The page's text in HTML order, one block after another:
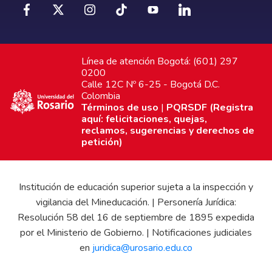
Línea de atención Bogotá: (601) 297
0200
Calle 12C Nº 6-25 - Bogotá D.C.
Colombia
Términos de uso | PQRSDF (Registra
aquí: felicitaciones, quejas,
reclamos, sugerencias y derechos de
petición)
Institución de educación superior sujeta a la inspección y
vigilancia del Mineducación. | Personería Jurídica:
Resolución 58 del 16 de septiembre de 1895 expedida
por el Ministerio de Gobierno. | Notificaciones judiciales
en juridica@urosario.edu.co